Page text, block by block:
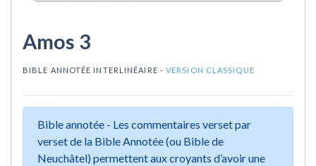
Amos 3
BIBLE ANNOTÉE INTERLINÉAIRE -VERSION CLASSIQUE
Bible annotée - Les commentaires verset par
verset de la Bible Annotée (ou Bible de
Neuchâtel) permettent aux croyants d’avoir une